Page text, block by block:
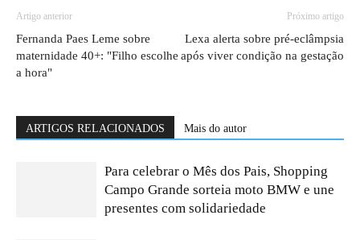
Artigo anterior
Fernanda Paes Leme sobre
maternidade 40+: "Filho escolhe
a hora"
Próximo artigo
Lexa alerta sobre pré-eclâmpsia
após viver condição na gestação
ARTIGOS RELACIONADOS Mais do autor
Para celebrar o Mês dos Pais, Shopping
Campo Grande sorteia moto BMW e une
presentes com solidariedade